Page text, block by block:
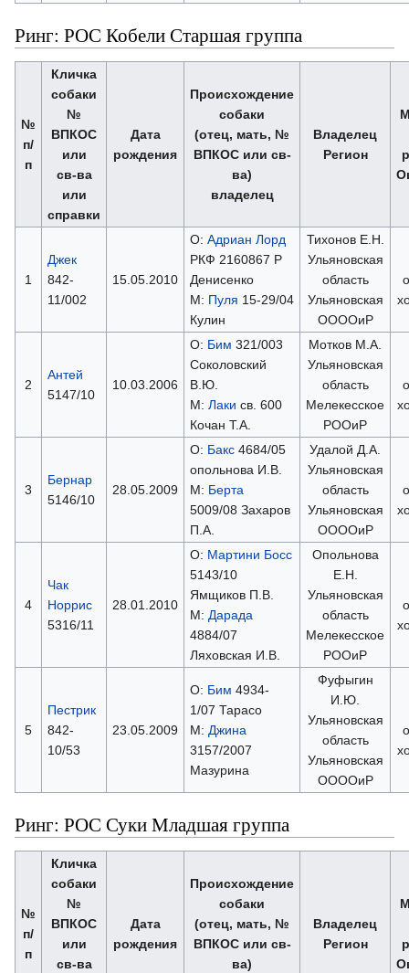
Ринг: РОС Кобели Старшая группа
№
п/
п
Кличка
собаки
№
ВПКОС
или
св-ва
или
справки
Дата
рождения
Происхождение
собаки
(отец, мать, №
ВПКОС или св-
ва)
владелец
Владелец
Регион
1
Джек
842-
11/002
15.05.2010
О: Адриан Лорд
РКФ 2160867 Р
Денисенко
М: Пуля 15-29/04
Кулин
Тихонов Е.Н.
Ульяновская
область
Ульяновская
ООООиР
2
Антей
5147/10
10.03.2006
О: Бим 321/003
Соколовский
В.Ю.
М: Лаки св. 600
Кочан Т.А.
Мотков М.А.
Ульяновская
область
Мелекесское
РООиР
3
Бернар
5146/10
28.05.2009
О: Бакс4684/05
опольнова И.В.
М: Берта
5009/08 Захаров
П.А.
Удалой Д.А.
Ульяновская
область
Ульяновская
ООООиР
4
Чак
Норрис
5316/11
28.01.2010
О: Мартини Босс
5143/10
Ямщиков П.В.
М: Дарада
4884/07
Ляховская И.В.
Опольнова
Е.Н.
Ульяновская
область
Мелекесское
РООиР
5
Пестрик
842-
10/53
23.05.2009
О: Бим 4934-
1/07 Тарасо
М: Джина
3157/2007
Мазурина
Фуфыгин
И.Ю.
Ульяновская
область
Ульяновская
ООООиР
Ринг: РОС Суки Младшая группа
№
п/
п
Кличка
собаки
№
ВПКОС
или
св-ва
Дата
рождения
Происхождение
собаки
(отец, мать, №
ВПКОС или св-
ва)
Владелец
Регион